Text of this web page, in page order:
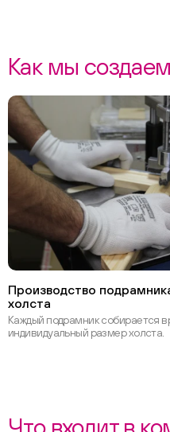
Как мы
Производство
холста
Каждый подрамник собирается
индивидуальный размер холста.
Что входит в